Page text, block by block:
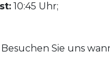
10:45 Uhr;
Sie uns